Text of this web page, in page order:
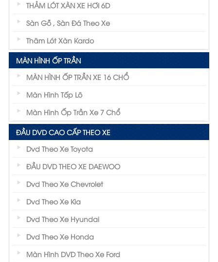
THẢM LÓT XÀN XE HƠI 6D
Sàn Gỗ , Sàn Đá Theo Xe
Thãm Lót Xàn Kardo
MÀN HÌNH ỐP TRẦN
MÀN HÌNH ỐP TRẦN XE 16 CHỔ
Màn Hình Tốp Lô
Màn Hình Ốp Trần Xe 7 Chổ
ĐẦU DVD CAO CẤP THEO XE
Dvd Theo Xe Toyota
ĐẦU DVD THEO XE DAEWOO
Dvd Theo Xe Chevrolet
Dvd Theo Xe Kia
Dvd Theo Xe Hyundai
Dvd Theo Xe Honda
Màn Hình DVD Theo Xe Ford